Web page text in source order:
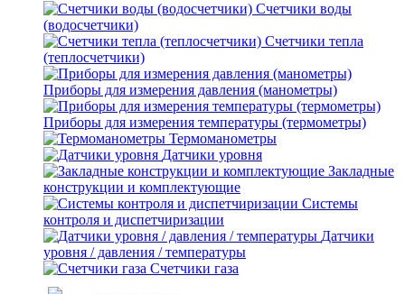
Счетчики воды
(водосчетчики)
Счетчики тепла
(теплосчетчики)
Приборы для измерения давления (манометры)
Приборы для измерения температуры (термометры)
Термоманометры
Датчики уровня
Закладные
конструкции и комплектующие
Системы
контроля и диспетчиризации
Датчики
уровня / давления / температуры
Счетчики газа